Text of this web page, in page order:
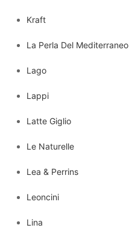
Kraft
La Perla Del Mediterraneo
Lago
Lappi
Latte Giglio
Le Naturelle
Lea & Perrins
Leoncini
Lina